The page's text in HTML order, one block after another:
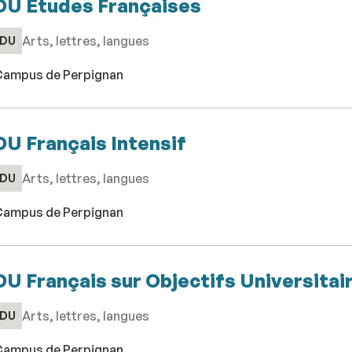
Etudes Françaises
DU Arts, lettres, langues
de Perpignan
Français Intensif
DU Arts, lettres, langues
de Perpignan
Français sur Objectifs
DU Arts, lettres, langues